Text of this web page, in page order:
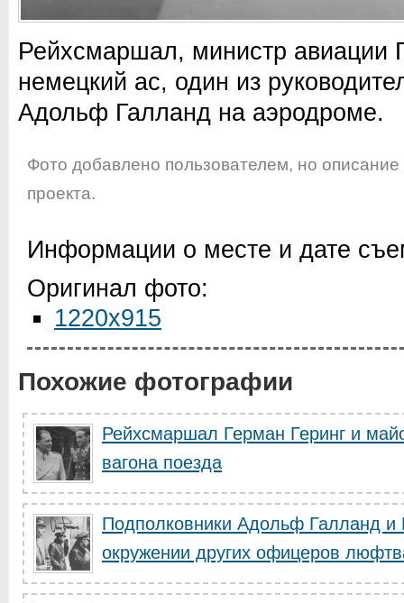
Рейхсмаршал, министр авиации
немецкий ас, один из
Адольф Галланд на аэродроме.
Фото добавлено пользователем, но
проекта.
Информации о месте и дате
Оригинал фото:
1220x915
Похожие фотографии
Рейхсмаршал Герман Геринг и
вагона поезда
Подполковники Адольф Галланд
окружении других офицеров